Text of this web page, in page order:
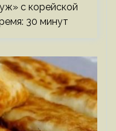
с корейской
30 минут